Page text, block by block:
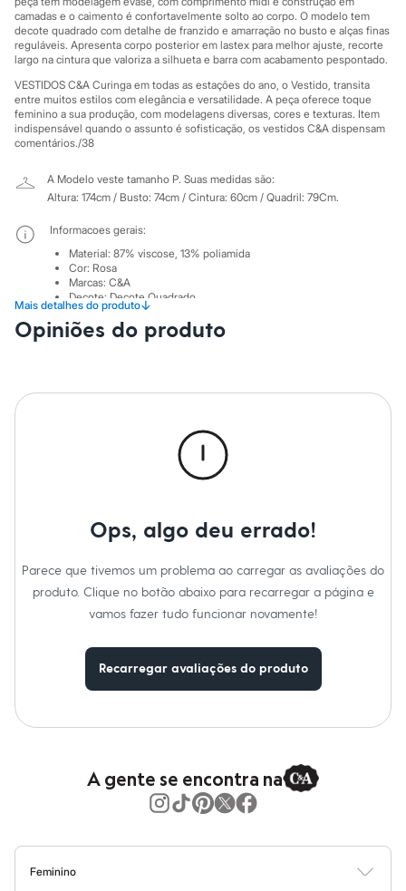
Marcas
City
Clock House
Mindset
Sawary
Yessica
Moda esportiva
Acessórios
Blusas
Leggings
Shorts e Bermudas
Moda íntima
Calcinhas
Cintas e Modeladores
Pijamas
Sutiãs e Tops
Moda praia
Biquínis
Personagens
Plus size
Dia dos Pais
Inverno
Novidades
Camisetas e Regatas
Jeans
Bolsas e Mochilas
Chapéus e Bonés
Relógios
Calçados
camadas e o caimento é confortavelmente solto ao corpo. O modelo tem
decote quadrado com detalhe de franzido e amarração no busto e alças finas
reguláveis. Apresenta corpo posterior em lastex para melhor ajuste, recorte
largo na cintura que valoriza a silhueta e barra com acabamento pespontado.
VESTIDOS C&A Curinga em todas as estações do ano, o Vestido, transita
entre muitos estilos com elegância e versatilidade. A peça oferece toque
feminino a sua produção, com modelagens diversas, cores e texturas. Item
indispensável quando o assunto é sofisticação, os vestidos C&A dispensam
comentários./38
A Modelo veste tamanho P. Suas medidas são:
Altura: 174cm / Busto: 74cm / Cintura: 60cm / Quadril: 79Cm.
Mais detalhes do produto↓
Informacoes gerais:
Material: 87% viscose, 13% poliamida
Cor: Rosa
Marcas: C&A
Decote: Decote Quadrado
Manga : Alcinha
Tipo: Dia a dia
Gênero
Feminino
Lavagem manual.
Passar em temperatura mínima.
Opiniões do produto
Ops, algo deu errado!
Parece que tivemos um problema ao carregar as avaliações do
produto. Clique no botão abaixo para recarregar a página e
vamos fazer tudo funcionar novamente!
Recarregar avaliações do produto
A gente se encontra na
Feminino